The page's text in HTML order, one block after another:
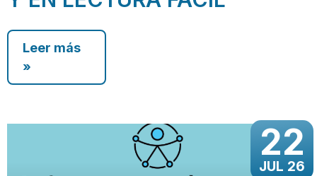
Leer más
»
22
JUL 26